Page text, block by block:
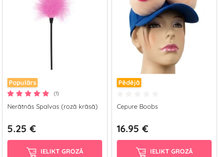
Populārs
(1)
Nerātnās Spalvas (rozā krāsā)
5.25 €
IELIKT GROZĀ
Pēdējā
Cepure Boobs
16.95 €
IELIKT GROZĀ